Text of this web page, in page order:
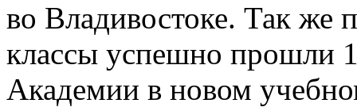
во Владивостоке. Так же
классы успешно прошли
Академии в новом